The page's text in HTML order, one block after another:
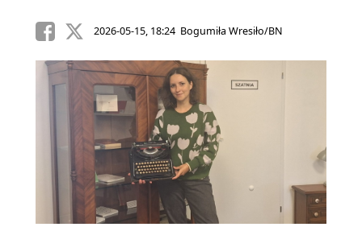
2026-05-15, 18:24 Bogumiła Wresiło/BN